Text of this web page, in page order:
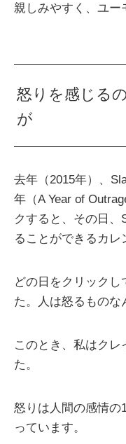
親しみやすく、ユー
怒りを感じる
が
去年（2015年）、
年（A Year of
クすると、その日
ることができるカレ
どの日をクリック
た。人は怒るものな
このとき、私はク
た。
怒りは人間の感情の
っています。